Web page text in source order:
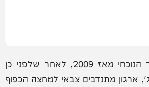
טאייב מכהן בתפקיד הנוכחי מאז 2009, לאחר שלפני כן
ארגון מתנדבים צבאי למחצה הכפוף